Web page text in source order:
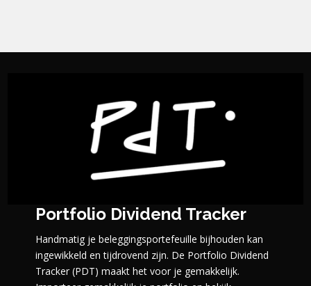
Portfolio Dividend Tracker
Handmatig je beleggingsportefeuille bijhouden kan
ingewikkeld en tijdrovend zijn. De Portfolio Dividend
Tracker (PDT) maakt het voor je gemakkelijk.